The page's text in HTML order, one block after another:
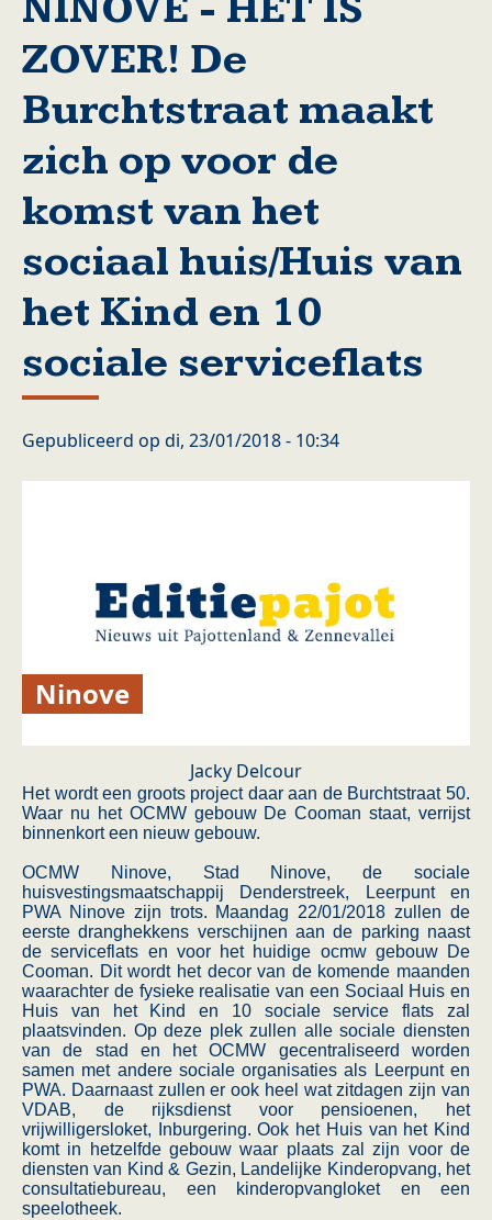
ZOVER! De
Burchtstraat maakt
zich op voor de
komst van het
sociaal huis/Huis van
het Kind en 10
sociale serviceflats
Gepubliceerd op di, 23/01/2018 - 10:34
Ninove
Jacky Delcour
Het wordt een groots project daar aan de Burchtstraat 50.
Waar nu het OCMW gebouw De Cooman staat, verrijst
binnenkort een nieuw gebouw.
OCMW Ninove, Stad Ninove, de sociale
huisvestingsmaatschappij Denderstreek, Leerpunt en
PWA Ninove zijn trots. Maandag 22/01/2018 zullen de
eerste dranghekkens verschijnen aan de parking naast
de serviceflats en voor het huidige ocmw gebouw De
Cooman. Dit wordt het decor van de komende maanden
waarachter de fysieke realisatie van een Sociaal Huis en
Huis van het Kind en 10 sociale service flats zal
plaatsvinden. Op deze plek zullen alle sociale diensten
van de stad en het OCMW gecentraliseerd worden
samen met andere sociale organisaties als Leerpunt en
PWA. Daarnaast zullen er ook heel wat zitdagen zijn van
VDAB, de rijksdienst voor pensioenen, het
vrijwilligersloket, Inburgering. Ook het Huis van het Kind
komt in hetzelfde gebouw waar plaats zal zijn voor de
diensten van Kind & Gezin, Landelijke Kinderopvang, het
consultatiebureau, een kinderopvangloket en een
speelotheek.